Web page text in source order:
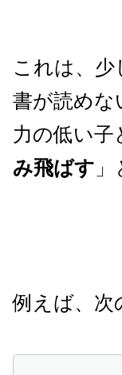
これは、
書が読めな
力の低い子
み飛ばす
例えば、次